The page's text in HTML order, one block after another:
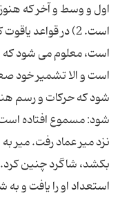
اول و وسط و آخر كه
است. 2) در قواعد
است، معلوم می شود كه
شود كه حركات و رسم
شود: مسموع افتاده
نزد میر عماد رفت. میر
بكشد، شاگرد چنین
استعداد او را یافت و